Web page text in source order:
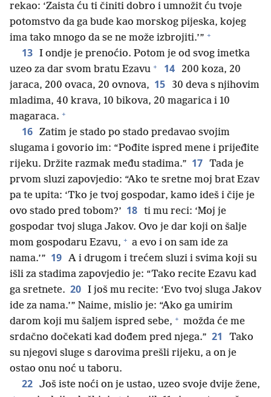
rekao: ‘Zaista ću ti činiti dobro i umnožit ću tvoje
potomstvo da ga bude kao morskog pijeska, kojeg
ima tako mnogo da se ne može izbrojiti.’” +
13 I ondje je prenoćio. Potom je od svog imetka
uzeo za dar svom bratu Ezavu + 14
200 koza, 20
jaraca, 200 ovaca, 20 ovnova, 15
30 deva s njihovim
mladima, 40 krava, 10 bikova, 20 magarica i 10
magaraca. +
16 Zatim je stado po stado predavao svojim
slugama i govorio im: “Pođite ispred mene i prijeđite
rijeku. Držite razmak među stadima.” 17 Tada je
prvom sluzi zapovjedio: “Ako te sretne moj brat Ezav
pa te upita: ‘Tko je tvoj gospodar, kamo ideš i čije je
ovo stado pred tobom?’ 18 ti mu reci: ‘Moj je
gospodar tvoj sluga Jakov. Ovo je dar koji on šalje
mom gospodaru Ezavu, + a evo i on sam ide za
nama.’” 19 A i drugom i trećem sluzi i svima koji su
išli za stadima zapovjedio je: “Tako recite Ezavu kad
ga sretnete. 20 I još mu recite: ‘Evo tvoj sluga Jakov
ide za nama.’” Naime, mislio je: “Ako ga umirim
darom koji mu šaljem ispred sebe, + možda će me
srdačno dočekati kad dođem pred njega.” 21
Tako
su njegovi sluge s darovima prešli rijeku, a on je
ostao onu noć u taboru.
22 Još iste noći on je ustao, uzeo svoje dvije žene,